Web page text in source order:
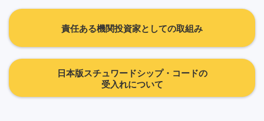
責任ある機関投資家としての取組み
日本版スチュワードシップ・コードの
受入れについて